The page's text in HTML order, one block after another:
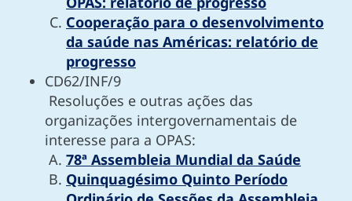
Cooperação para o desenvolvimento
da saúde nas Américas: relatório de
progresso
CD62/INF/9
Resoluções e outras ações das
organizações intergovernamentais de
interesse para a OPAS:
78ª Assembleia Mundial da Saúde
Quinquagésimo Quinto Período